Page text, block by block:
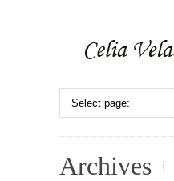
Archives